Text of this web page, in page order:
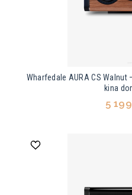
Wharfedale AURA CS
kina
5